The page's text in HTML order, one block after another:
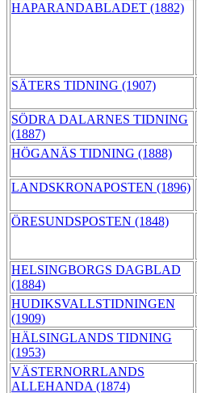
HAPARANDABLADET (1882)
SÄTERS TIDNING (1907)
SÖDRA DALARNES TIDNING
(1887)
HÖGANÄS TIDNING (1888)
LANDSKRONAPOSTEN (1896)
ÖRESUNDSPOSTEN (1848)
HELSINGBORGS DAGBLAD
(1884)
HUDIKSVALLSTIDNINGEN
(1909)
HÄLSINGLANDS TIDNING
(1953)
VÄSTERNORRLANDS
ALLEHANDA (1874)